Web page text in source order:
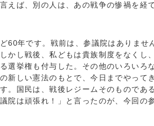
えば、別の人は、あの戦争の惨禍を経
60年です。戦前は、参議院はありませ
かし戦後、私どもは貴族制度をなくし
選挙権も付与した。その他のいろいろ
新しい憲法のもとで、今日までやって
。国民は、戦後レジームそのものであ
院は頑張れ！」と言ったのが、今回の